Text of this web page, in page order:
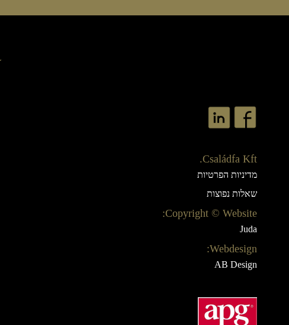
Családfa Kft.
מדיניות הפרטיות
שאלות נפוצות
Copyright © Website:
Juda
Webdesign:
AB Design